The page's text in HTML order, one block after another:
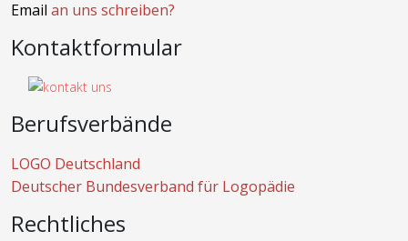
Email an uns schreiben?
Kontaktformular
Berufsverbände
LOGO Deutschland
Deutscher Bundesverband für Logopädie
Rechtliches